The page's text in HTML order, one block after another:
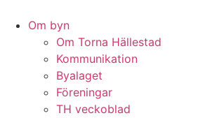
Om byn
Om Torna Hällestad
Kommunikation
Byalaget
Föreningar
TH veckoblad